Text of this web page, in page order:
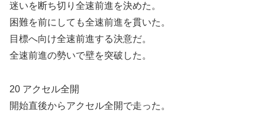
迷いを断ち切り全速前進を決めた。
困難を前にしても全速前進を貫いた。
目標へ向け全速前進する決意だ。
全速前進の勢いで壁を突破した。
20 アクセル全開
開始直後からアクセル全開で走った。